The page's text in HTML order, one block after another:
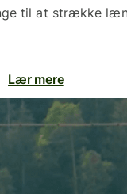
til at strække
Lær mere